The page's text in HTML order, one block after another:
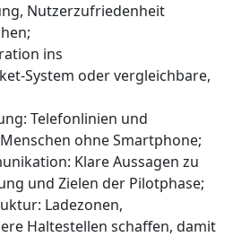
Nutzerzufriedenheit
ins
oder vergleichbare,
Telefonlinien und
ohne Smartphone;
Klare Aussagen zu
und Zielen der Pilotphase;
Ladezonen,
Haltestellen schaffen, damit